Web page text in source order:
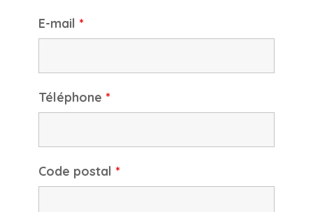
E-mail *
Téléphone *
Code postal *